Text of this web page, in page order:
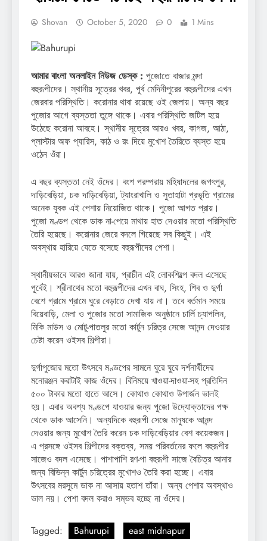
Shovan October 5, 2020 0 1 Mins
আমার বাংলা অনলাইন নিউজ ডেস্ক : পুজোতে বাজার মন্দা
বহুরূপীদের। স্থানীয় সূত্রের খবর, পূর্ব মেদিনীপুরের বহুরূপীদের এখন
জেরবার পরিস্থিতি। করোনার থাবা রয়েছে ওই জেলায়। অন্য বছর
পুজোর আগে ব্যস্ততা তুঙ্গে থাকে। এবার পরিস্থিতি জটিল হয়ে
উঠেছে করোনা আবহে। স্থানীয় সূত্রের আরও খবর, কাগজ, আঠা,
প্লাস্টার অফ প্যারিস, কাঠ ও রং দিয়ে মুখোশ তৈরিতে ব্যস্ত হয়ে
ওঠেন ওঁরা।
এ বছর ব্যস্ততা নেই ওঁদের। বংশ পরম্পরায় মহিষাদলের জগৎপুর,
দাড়িবেড়িয়া, চক দাড়িবেড়িয়া, ট্যাংরাখালি ও সুতাহাটা প্রভৃতি গ্রামের
অনেক যুবক এই পেশায় নিয়োজিত থাকে। পুজো আগত প্রায়।
পুজো মণ্ডপ থেকে ডাক না-পেয়ে মাথায় হাত দেওয়ার মতো পরিস্থিতি
তৈরি হয়েছে। করোনার জেরে বদলে গিয়েছে সব কিছুই। এই
অবস্থায় হারিয়ে যেতে বসেছে বহুরূপীদের পেশা।
স্থানীয়ভাবে আরও জানা যায়, প্রাচীন এই লোকশিল্পে বদল এসেছে
পূর্বেই। শ্রীনাথের মতো বহুরূপীদের এখন বাঘ, সিংহ, শিব ও দুর্গা
বেশে গ্রামে গ্রামে ঘুরে বেড়াতে দেখা যায় না। তবে বর্তমান সময়ে
বিয়েবাড়ি, মেলা ও পুজোর মতো সামাজিক অনুষ্ঠানে চার্লি চ্যাপলিন,
মিকি মাউস ও মোটু-পাতলুর মতো কার্টুন চরিত্র সেজে আনন্দ দেওয়ার
চেষ্টা করেন ওইসব শিল্পীরা।
দুর্গাপুজোর মতো উৎসবে মণ্ডপের সামনে ঘুরে ঘুরে দর্শনার্থীদের
মনোরঞ্জন করাটাই কাজ ওঁদের। বিনিময়ে খাওয়া-দাওয়া-সহ প্রতিদিন
৫০০ টাকার মতো হাতে আসে। কোথাও কোথাও উপার্জন ভালই
হয়। এবার অবশ্য মণ্ডপে যাওয়ার জন্য পুজো উদ্যোক্তাদের পক্ষ
থেকে ডাক আসেনি। অন্যদিকে বহুরূপী সেজে মানুষকে আনন্দ
দেওয়ার জন্য মুখোশ তৈরি করেন চক দাড়িবেড়িয়ার বেশ কয়েকজন।
এ প্রসঙ্গে ওইসব শিল্পীদের বক্তব্য, সময় পরিবর্তনের ফলে বহুরূপীর
সাজেও বদল এসেছে। পাশাপাশি রণ-পা বহুরূপী সাজে বৈচিত্র আনার
জন্য বিভিন্ন কার্টুন চরিত্রের মুখোশও তৈরি করা হচ্ছে। এবার
উৎসবের মরসুমে ডাক না আসায় হতাশ তাঁরা। অন্য পেশার অবস্থাও
ভাল নয়। পেশা বদল করাও সম্ভব হচ্ছে না ওঁদের।
Tagged: Bahurupi east midnapur